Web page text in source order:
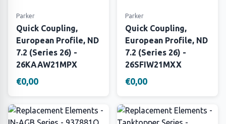
Parker
Quick Coupling,
European Profile, ND
7.2 (Series 26) -
26KAAW21MPX
€0,00
Parker
Quick Coupling,
European Profile, ND
7.2 (Series 26) -
26SFIW21MXX
€0,00